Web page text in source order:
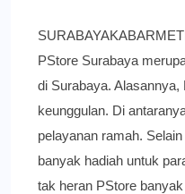
PStore Surabaya
di Surabaya.
keunggulan. Di
pelayanan ramah.
banyak hadiah untuk
tak heran PStore